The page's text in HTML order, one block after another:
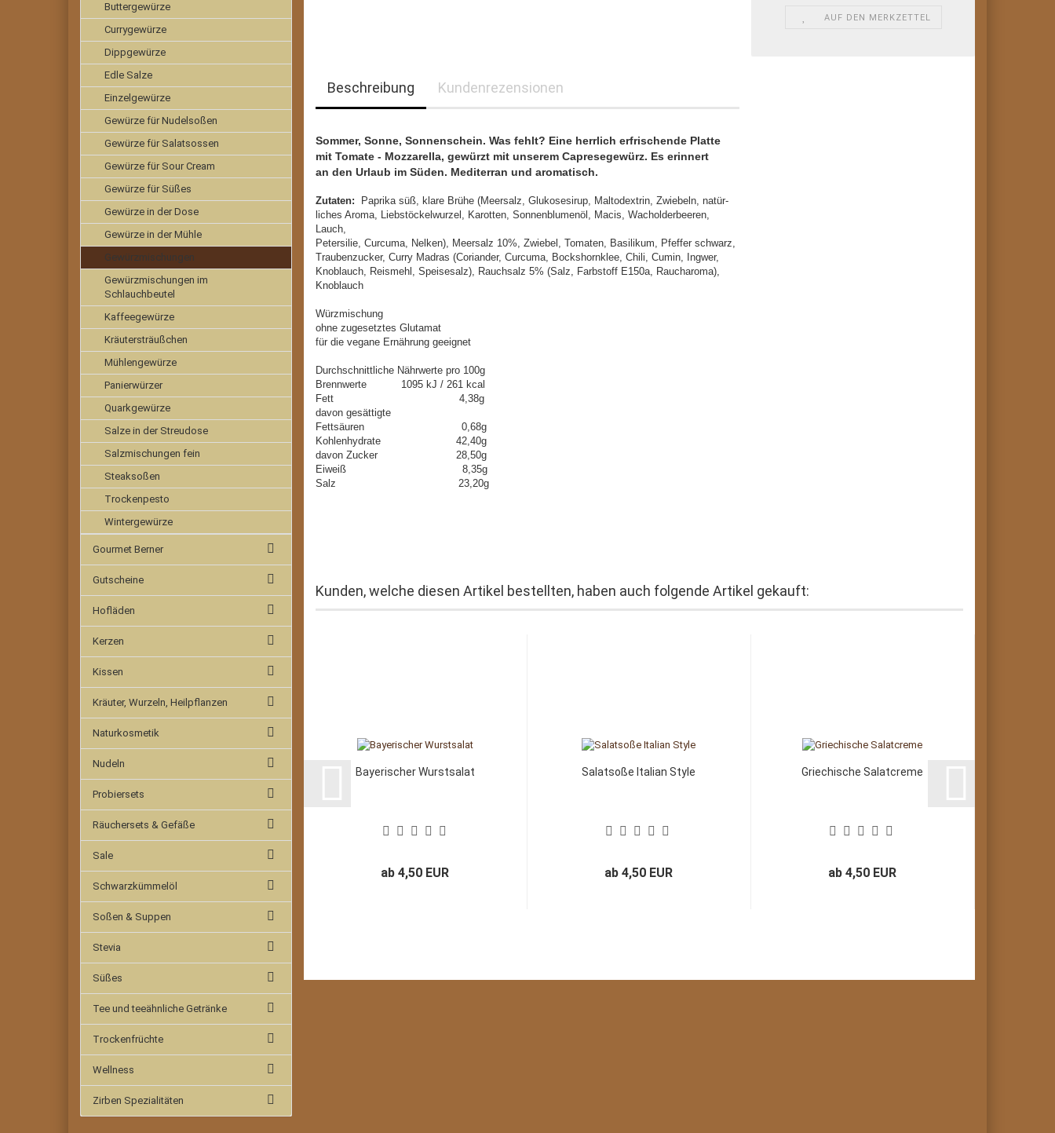
AUF DEN MERKZETTEL
Beschreibung Kundenrezensionen
Sommer, Sonne, Sonnenschein. Was fehlt? Eine herrlich erfrischende Platte
mit Tomate - Mozzarella, gewürzt mit unserem Capresegewürz. Es erinnert
an den Urlaub im Süden. Mediterran und aromatisch.
Zutaten: Paprika süß, klare Brühe (Meersalz, Glukosesirup, Maltodextrin, Zwiebeln, natür-
liches Aroma, Liebstöckelwurzel, Karotten, Sonnenblumenöl, Macis, Wacholderbeeren,
Lauch,
Petersilie, Curcuma, Nelken), Meersalz 10%, Zwiebel, Tomaten, Basilikum, Pfeffer schwarz,
Traubenzucker, Curry Madras (Coriander, Curcuma, Bockshornklee, Chili, Cumin, Ingwer,
Knoblauch, Reismehl, Speisesalz), Rauchsalz 5% (Salz, Farbstoff E150a, Raucharoma),
Knoblauch
Würzmischung
ohne zugesetztes Glutamat
für die vegane Ernährung geeignet
Durchschnittliche Nährwerte pro 100g
Brennwerte 1095 kJ / 261 kcal
Fett 4,38g
davon gesättigte
Fettsäuren 0,68g
Kohlenhydrate 42,40g
davon Zucker 28,50g
Eiweiß 8,35g
Salz 23,20g
Kunden, welche diesen Artikel bestellten, haben auch folgende Artikel gekauft:
Bayerischer Wurstsalat
ab 4,50 EUR
Salatsoße Italian Style
ab 4,50 EUR
Griechische Salatcreme
ab 4,50 EUR
Buttergewürze
Currygewürze
Dippgewürze
Edle Salze
Einzelgewürze
Gewürze für Nudelsoßen
Gewürze für Salatsossen
Gewürze für Sour Cream
Gewürze für Süßes
Gewürze in der Dose
Gewürze in der Mühle
Gewürzmischungen
Gewürzmischungen im
Schlauchbeutel
Kaffeegewürze
Kräutersträußchen
Mühlengewürze
Panierwürzer
Quarkgewürze
Salze in der Streudose
Salzmischungen fein
Steaksoßen
Trockenpesto
Wintergewürze
Gourmet Berner
Gutscheine
Hofläden
Kerzen
Kissen
Kräuter, Wurzeln, Heilpflanzen
Naturkosmetik
Nudeln
Probiersets
Räuchersets & Gefäße
Sale
Schwarzkümmelöl
Soßen & Suppen
Stevia
Süßes
Tee und teeähnliche Getränke
Trockenfrüchte
Wellness
Zirben Spezialitäten